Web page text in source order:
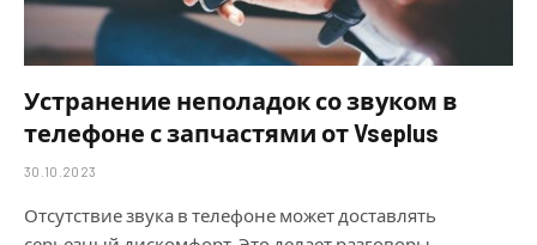
Устранение неполадок со звуком в
телефоне с запчастями от Vseplus
30.10.2023
Отсутствие звука в телефоне может доставлять